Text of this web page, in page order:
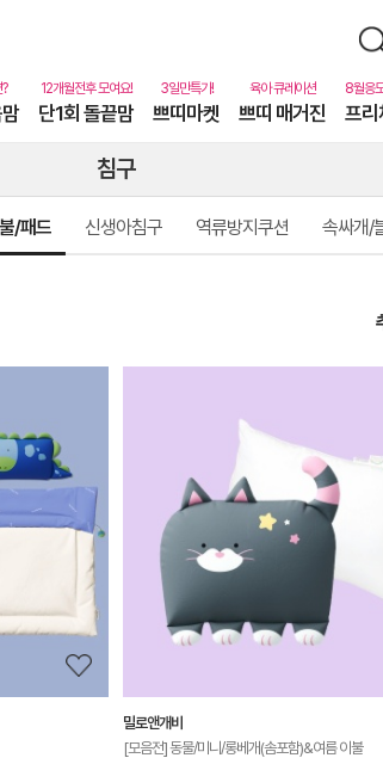
단1회 돌끝맘 쁘띠마켓 쁘띠 매거진 프리
침구
/패드 신생아침구 역류방지쿠션 속싸개/
밀로앤개비
[모음전] 동물/미니/롱베개(솜포함)&여름 이불